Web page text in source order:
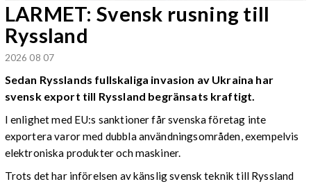
LARMET: Svensk rusning till
Ryssland
2026 08 07
Sedan Rysslands fullskaliga invasion av Ukraina har
svensk export till Ryssland begränsats kraftigt.
I enlighet med EU:s sanktioner får svenska företag inte
exportera varor med dubbla användningsområden, exempelvis
elektroniska produkter och maskiner.
Trots det har införelsen av känslig svensk teknik till Ryssland